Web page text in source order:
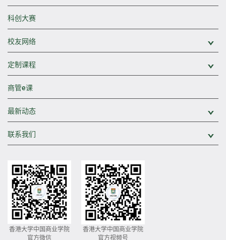
科创大赛
校友网络
定制课程
商管e课
最新动态
联系我们
香港大学中国商业学院
官方微信
香港大学中国商业学院
官方视频号